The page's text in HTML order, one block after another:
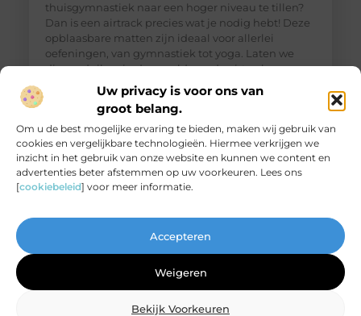
Uw privacy is voor ons van
groot belang.
Om u de best mogelijke ervaring te bieden, maken wij gebruik van
cookies en vergelijkbare technologieën. Hiermee verkrijgen we
inzicht in het gebruik van onze website en kunnen we content en
advertenties beter afstemmen op uw voorkeuren. Lees ons
[cookiebeleid] voor meer informatie.
Accepteren
Weigeren
Bekijk Voorkeuren
thuisgymnastiek naar een hoger niveau te tillen?
Dan is een airtrack precies wat je nodig hebt! Deze
opblaasbare matten zijn ideaal voor allerlei
oefeningen, van gymnastiek tot yoga. Laten we
dieper duiken in de wereld van de airtrack en
ontdekken waarom dit een must-have is voor jouw
thuisfitness. Wat is een